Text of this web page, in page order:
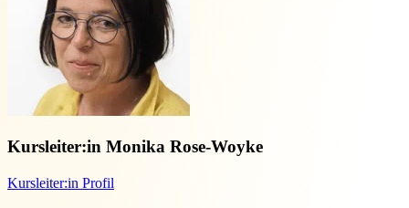
Kursleiter:in Monika Rose-Woyke
Kursleiter:in Profil